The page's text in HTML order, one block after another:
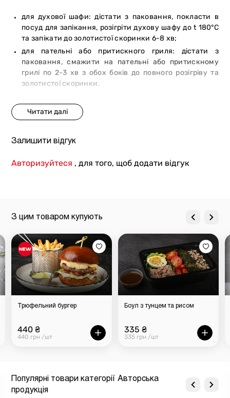
для духової шафи: дістати з паковання, покласти в
посуд для запікання, розігріти духову шафу до t 180°С
та запікати до золотистої скоринки 6-8 хв;
для пательні або притискного гриля: дістати з
паковання, смажити на пательні або притискному
грилі по 2-3 хв з обох боків до повного розігріву та
золотистої скоринки.
Залишити відгук
Авторизуйтеся , для того, щоб додати відгук
З цим товаром купують
Трюфельний бургер
440 ₴
440 грн /шт
Боул з тунцем та рисом
335 ₴
335 грн /шт
Популярні товари категорії Авторська
продукція